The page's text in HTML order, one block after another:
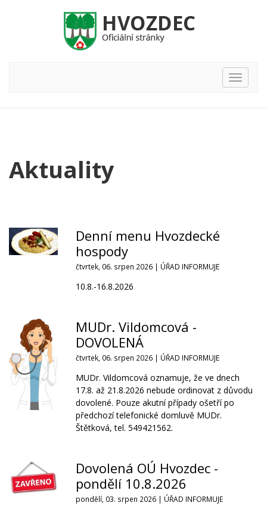
Hlavní
nabídka
Aktuality
Denní menu Hvozdecké
hospody
čtvrtek, 06. srpen 2026 | ÚŘAD INFORMUJE
10.8.-16.8.2026
MUDr. Vildomcová -
DOVOLENÁ
čtvrtek, 06. srpen 2026 | ÚŘAD INFORMUJE
MUDr. Vildomcová oznamuje, že ve dnech
17.8. až 21.8.2026 nebude ordinovat z důvodu
dovolené. Pouze akutní případy ošetří po
předchozí telefonické domluvě MUDr.
Štětková, tel. 549421562.
Dovolená OÚ Hvozdec -
pondělí 10.8.2026
pondělí, 03. srpen 2026 | ÚŘAD INFORMUJE